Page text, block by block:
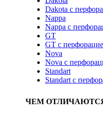
Dakota с
Nappa
Nappa с
GT
GT с
Nova
Nova с
Standart
Standart с
ЧЕМ